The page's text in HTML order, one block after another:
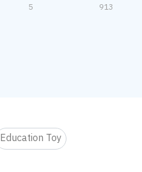
5 913
Education Toy